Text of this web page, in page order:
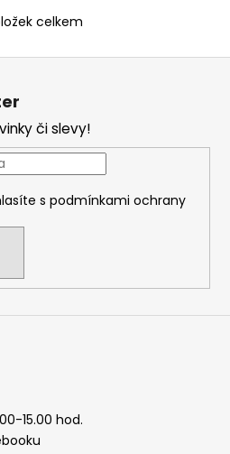
O
v
a
c
í
r
v
ý
celkem
či slevy!
s podmínkami ochrany
15.00 hod.